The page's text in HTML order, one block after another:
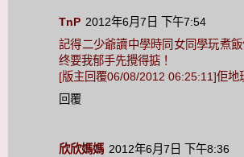
TnP 2012年6月7日 下午7:54
記得二少爺讀中學時同女同學玩煮
终要我郁手先攪得掂！
[版主回覆06/08/2012 06:25:11]佢地
回覆
欣欣媽媽 2012年6月7日 下午8:36